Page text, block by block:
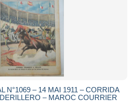
N°1069 – 14 MAI 1911 – CORRIDA
– MAROC COURRIER